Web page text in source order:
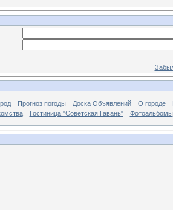
Прогноз погоды Доска Объявлений О городе
Гостиница "Советская Гавань" Фотоальбомы